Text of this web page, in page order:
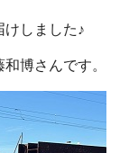
けしました♪
博さんです。